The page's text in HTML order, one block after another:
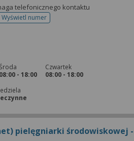
telefonicznego kontaktu
Wyświetl numertelefonu do rejestracji
08:00 - 18:00
Czwartek
08:00 - 18:00
pielęgniarki środowiskowej -